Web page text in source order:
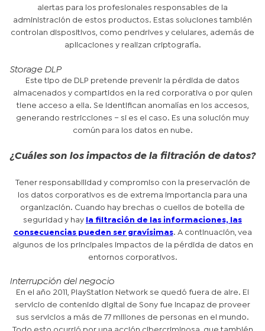
alertas para los profesionales responsables de la
administración de estos productos. Estas soluciones también
controlan dispositivos, como pendrives y celulares, además de
aplicaciones y realizan criptografía.
Storage DLP
Este tipo de DLP pretende prevenir la pérdida de datos
almacenados y compartidos en la red corporativa o por quien
tiene acceso a ella. Se identifican anomalías en los accesos,
generando restricciones – si es el caso. Es una solución muy
común para los datos en nube.
¿Cuáles son los impactos de la filtración de datos?
Tener responsabilidad y compromiso con la preservación de
los datos corporativos es de extrema importancia para una
organización. Cuando hay brechas o cuellos de botella de
seguridad y hay
la filtración de las informaciones, las
consecuencias pueden ser gravísimas. A continuación, vea
algunos de los principales impactos de la pérdida de datos en
entornos corporativos.
Interrupción del negocio
En el año 2011, PlayStation Network se quedó fuera de aire. El
servicio de contenido digital de Sony fue incapaz de proveer
sus servicios a más de 77 millones de personas en el mundo.